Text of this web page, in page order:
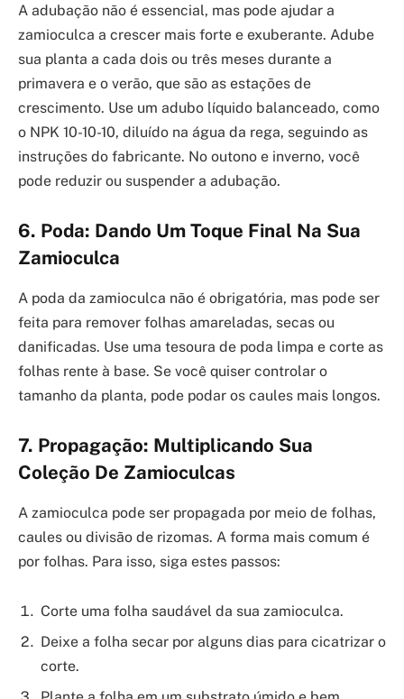
A adubação não é essencial, mas pode ajudar a
zamioculca a crescer mais forte e exuberante. Adube
sua planta a cada dois ou três meses durante a
primavera e o verão, que são as estações de
crescimento. Use um adubo líquido balanceado, como
o NPK 10-10-10, diluído na água da rega, seguindo as
instruções do fabricante. No outono e inverno, você
pode reduzir ou suspender a adubação.
6. Poda: Dando Um Toque Final Na Sua
Zamioculca
A poda da zamioculca não é obrigatória, mas pode ser
feita para remover folhas amareladas, secas ou
danificadas. Use uma tesoura de poda limpa e corte as
folhas rente à base. Se você quiser controlar o
tamanho da planta, pode podar os caules mais longos.
7. Propagação: Multiplicando Sua
Coleção De Zamioculcas
A zamioculca pode ser propagada por meio de folhas,
caules ou divisão de rizomas. A forma mais comum é
por folhas. Para isso, siga estes passos:
Corte uma folha saudável da sua zamioculca.
Deixe a folha secar por alguns dias para cicatrizar o
corte.